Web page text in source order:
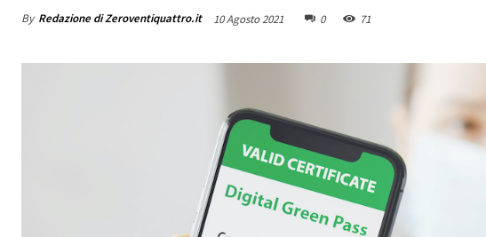
By Redazione di Zeroventiquattro.it 10 Agosto 2021 0 71